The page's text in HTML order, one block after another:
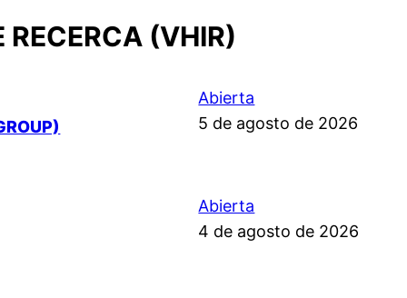
RECERCA (VHIR)
Abierta
5 de agosto de 2026
Abierta
4 de agosto de 2026